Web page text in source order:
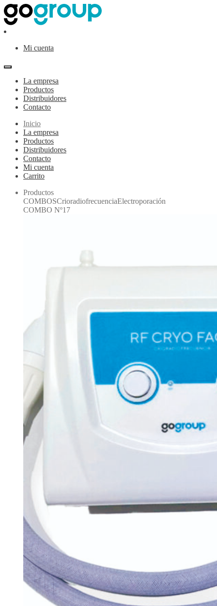
Ir
a
la
navegación
Ir
al
contenido
Mi cuenta
La empresa
Productos
Distribuidores
Contacto
Inicio
La empresa
Productos
Distribuidores
Contacto
Mi cuenta
Carrito
Productos
COMBOSCrioradiofrecuenciaElectroporación
COMBO Nº17